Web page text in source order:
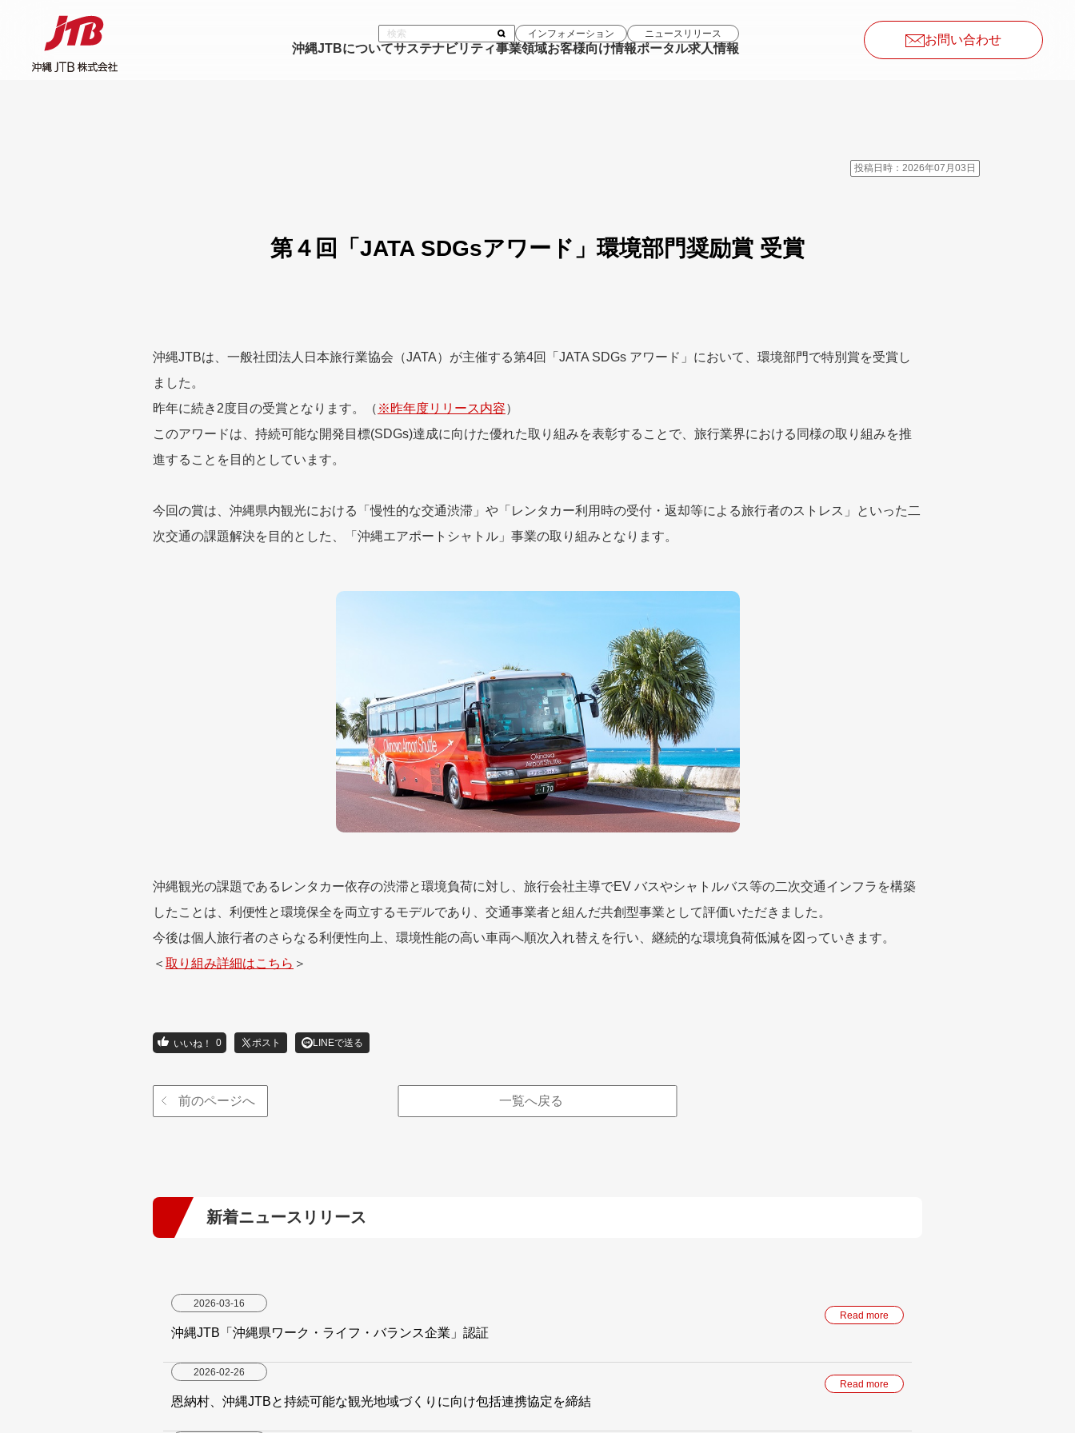
インフォメーション ニュースリリース
沖縄JTBについてサステナビリティ事業領域お客様向け情報ポータル求人情報
お問い合わせ
投稿日時：2026年07月03日
第４回「JATA SDGsアワード」環境部門奨励賞 受賞
沖縄JTBは、一般社団法人日本旅行業協会（JATA）が主催する第4回「JATA SDGs アワード」において、環境部門で特別賞を受賞し
ました。
昨年に続き2度目の受賞となります。（ ※昨年度リリース内容）
このアワードは、持続可能な開発目標(SDGs)達成に向けた優れた取り組みを表彰することで、旅行業界における同様の取り組みを推
進することを目的としています。
今回の賞は、沖縄県内観光における「慢性的な交通渋滞」や「レンタカー利用時の受付・返却等による旅行者のストレス」といった二
次交通の課題解決を目的とした、「沖縄エアポートシャトル」事業の取り組みとなります。
沖縄観光の課題であるレンタカー依存の渋滞と環境負荷に対し、旅行会社主導でEV バスやシャトルバス等の二次交通インフラを構築
したことは、利便性と環境保全を両立するモデルであり、交通事業者と組んだ共創型事業として評価いただきました。
今後は個人旅行者のさらなる利便性向上、環境性能の高い車両へ順次入れ替えを行い、継続的な環境負荷低減を図っていきます。
＜ 取り組み詳細はこちら ＞
0 ポスト LINEで送る
前のページへ 一覧へ戻る
新着ニュースリリース
2026-03-16
Read more
沖縄JTB「沖縄県ワーク・ライフ・バランス企業」認証
2026-02-26
Read more
恩納村、沖縄JTBと持続可能な観光地域づくりに向け包括連携協定を締結